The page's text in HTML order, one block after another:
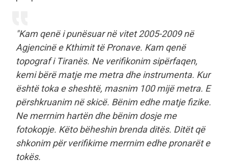
"Kam qenë i punësuar në vitet 2005-2009 në
Agjencinë e Kthimit të Pronave. Kam qenë
topograf i Tiranës. Ne verifikonim sipërfaqen,
kemi bërë matje me metra dhe instrumenta. Kur
është toka e sheshtë, masnim 100 mijë metra. E
përshkruanim në skicë. Bënim edhe matje fizike.
Ne merrnim hartën dhe bënim dosje me
fotokopje. Këto bëheshin brenda ditës. Ditët që
shkonim për verifikime merrnim edhe pronarët e
tokës.